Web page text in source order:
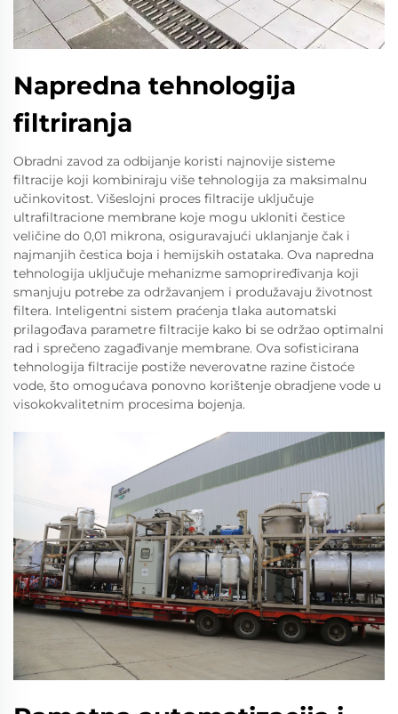
Napredna tehnologija
filtriranja
Obradni zavod za odbijanje koristi najnovije sisteme
filtracije koji kombiniraju više tehnologija za maksimalnu
učinkovitost. Višeslojni proces filtracije uključuje
ultrafiltracione membrane koje mogu ukloniti čestice
veličine do 0,01 mikrona, osiguravajući uklanjanje čak i
najmanjih čestica boja i hemijskih ostataka. Ova napredna
tehnologija uključuje mehanizme samopriređivanja koji
smanjuju potrebe za održavanjem i produžavaju životnost
filtera. Inteligentni sistem praćenja tlaka automatski
prilagođava parametre filtracije kako bi se održao optimalni
rad i sprečeno zagađivanje membrane. Ova sofisticirana
tehnologija filtracije postiže neverovatne razine čistoće
vode, što omogućava ponovno korištenje obradjene vode u
visokokvalitetnim procesima bojenja.